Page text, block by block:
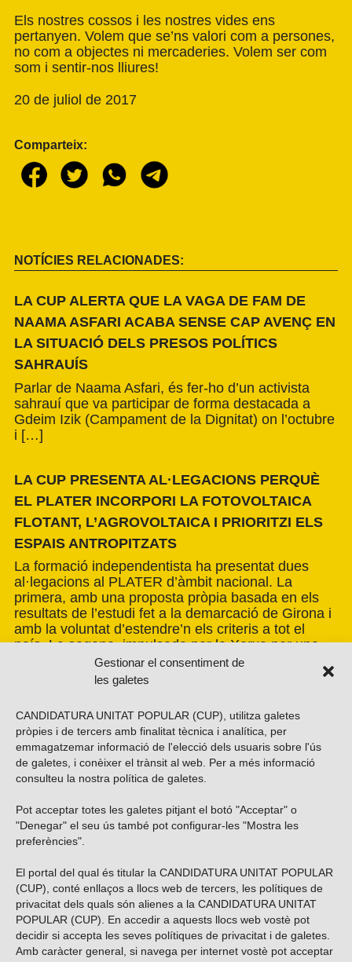
Gestionar el consentiment de
les galetes
CANDIDATURA UNITAT POPULAR (CUP), utilitza galetes
pròpies i de tercers amb finalitat tècnica i analítica, per
emmagatzemar informació de l'elecció dels usuaris sobre l'ús
de galetes, i conèixer el trànsit al web. Per a més informació
consulteu la nostra política de galetes
Pot acceptar totes les galetes pitjant el botó "Acceptar" o
"Denegar" el seu ús també pot configurar-les "Mostra les
preferències".
El portal del qual és titular la CANDIDATURA UNITAT POPULAR
(CUP), conté enllaços a llocs web de tercers, les polítiques de
privacitat dels quals són alienes a la CANDIDATURA UNITAT
POPULAR (CUP). En accedir a aquests llocs web vostè pot
decidir si accepta les seves polítiques de privacitat i de galetes.
Amb caràcter general, si navega per internet vostè pot acceptar
Els nostres cossos i les nostres vides ens
pertanyen. Volem que se’ns valori com a persones,
no com a objectes ni mercaderies. Volem ser com
som i sentir-nos lliures!
20 de juliol de 2017
Comparteix:
NOTÍCIES RELACIONADES:
LA CUP ALERTA QUE LA VAGA DE FAM DE
NAAMA ASFARI ACABA SENSE CAP AVENÇ EN
LA SITUACIÓ DELS PRESOS POLÍTICS
SAHRAUÍS
Parlar de Naama Asfari, és fer-ho d’un activista
sahrauí que va participar de forma destacada a
Gdeim Izik (Campament de la Dignitat) on l’octubre
i […]
LA CUP PRESENTA AL·LEGACIONS PERQUÈ
EL PLATER INCORPORI LA FOTOVOLTAICA
FLOTANT, L’AGROVOLTAICA I PRIORITZI ELS
ESPAIS ANTROPITZATS
La formació independentista ha presentat dues
al·legacions al PLATER d’àmbit nacional. La
primera, amb una proposta pròpia basada en els
resultats de l’estudi fet a la demarcació de Girona i
amb la voluntat d’estendre’n els criteris a tot el
país. La segona, impulsada per la Xarxa per una
Transició Energètica Justa, de caràcter més global.
Vols subscriure’t al nostre butlletí?
ENVIAR
Troba’ns a les xarxes socials